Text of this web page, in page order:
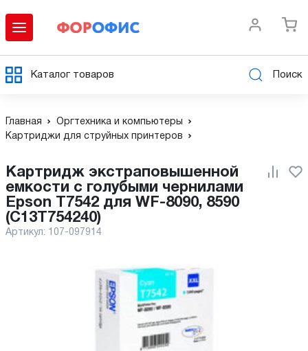
Каталог товаров Поиск
Главная
Оргтехника и компьютеры
Картриджи для струйных принтеров
Картридж экстраповышенной
емкости с голубыми чернилами
Epson T7542 для WF-8090, 8590
(C13T754240)
Артикул: 107-097914